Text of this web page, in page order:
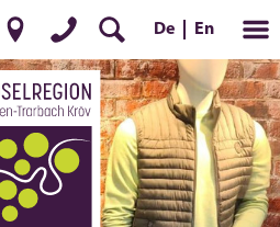
De En